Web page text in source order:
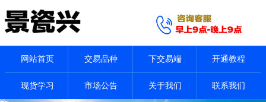
网站首页 交易品种 下交易端 开通教程
现货学习 市场公告 关于我们 联系我们